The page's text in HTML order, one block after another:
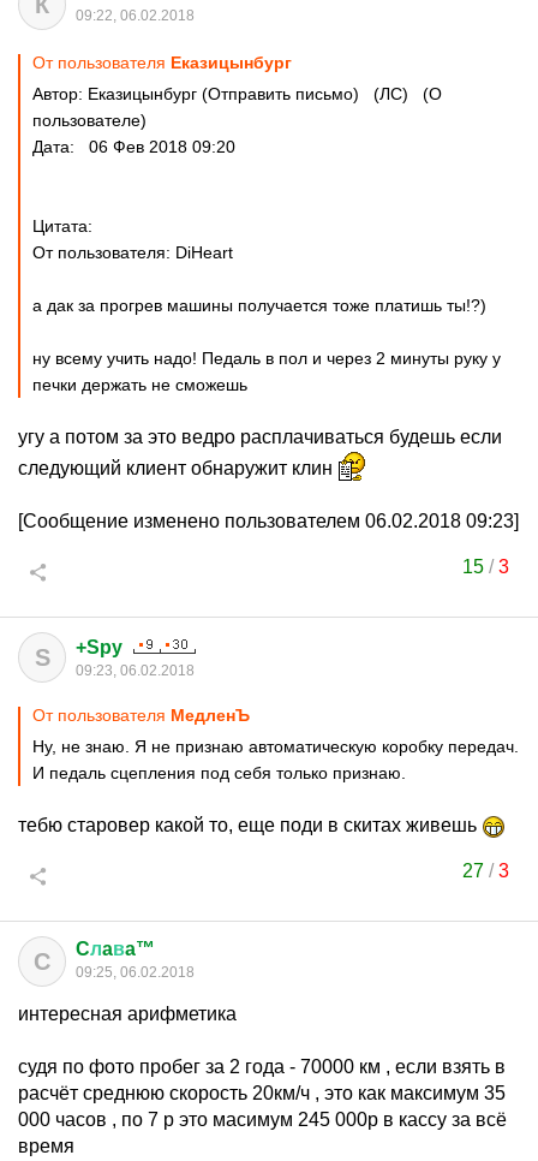
09:22, 06.02.2018
От пользователя Еказицынбург
Автор: Еказицынбург (Отправить письмо) (ЛС) (О
пользователе)
Дата: 06 Фев 2018 09:20
Цитата:
От пользователя: DiHeart
а дак за прогрев машины получается тоже платишь ты!?)
ну всему учить надо! Педаль в пол и через 2 минуты руку у
печки держать не сможешь
угу а потом за это ведро расплачиваться будешь если
следующий клиент обнаружит клин
[Сообщение изменено пользователем 06.02.2018 09:23]
15 /3
S +Spy
09:23, 06.02.2018
От пользователя МедленЪ
Ну, не знаю. Я не признаю автоматическую коробку передач.
И педаль сцепления под себя только признаю.
тебю старовер какой то, еще поди в скитах живешь
27 /3
C Cлaвa™
09:25, 06.02.2018
интересная арифметика
судя по фото пробег за 2 года - 70000 км , если взять в
расчёт среднюю скорость 20км/ч , это как максимум 35
000 часов , по 7 р это масимум 245 000р в кассу за всё
время